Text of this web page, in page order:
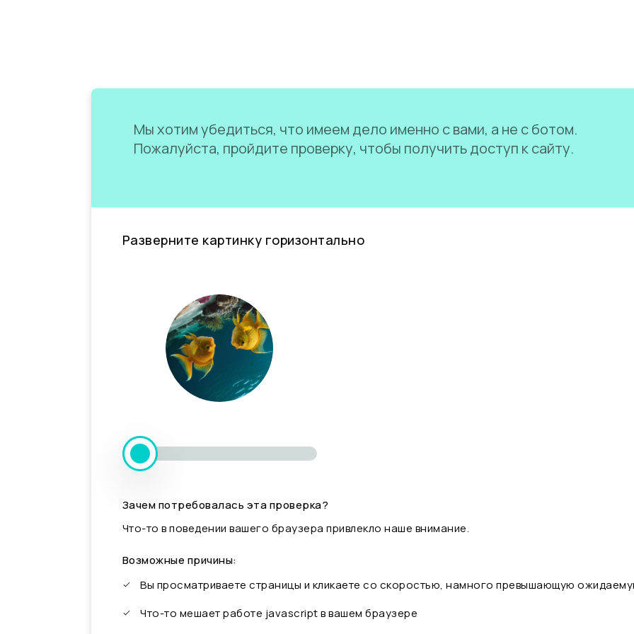
Мы хотим убедиться, что имеем дело именно с вами, а не с ботом.
Пожалуйста, пройдите проверку, чтобы получить доступ к сайту.
Разверните картинку горизонтально
Зачем потребовалась эта проверка?
Что-то в поведении вашего браузера привлекло наше внимание.
Возможные причины:
Вы просматриваете страницы и кликаете со скоростью, намного превышающую
Что-то мешает работе javascript в вашем браузере